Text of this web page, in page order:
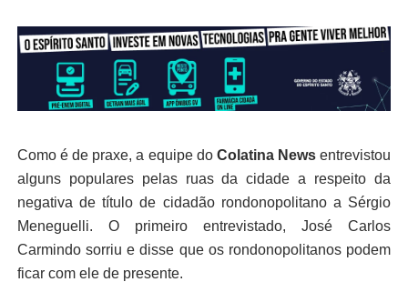
Como é de praxe, a equipe do Colatina Newsentrevistou
alguns populares pelas ruas da cidade a respeito da
negativa de título de cidadão rondonopolitano a Sérgio
Meneguelli. O primeiro entrevistado, José Carlos
Carmindo sorriu e disse que os rondonopolitanos podem
ficar com ele de presente.